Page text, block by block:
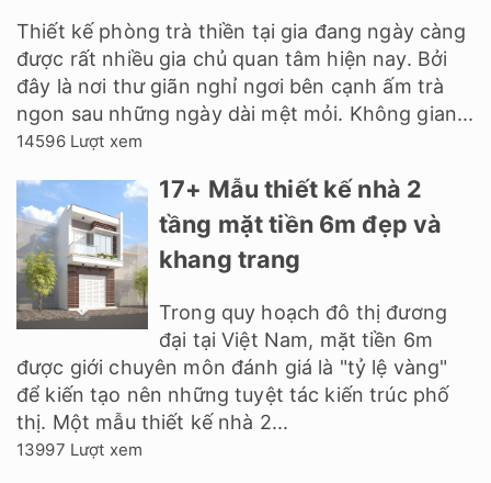
Thiết kế phòng trà thiền tại gia đang ngày càng
được rất nhiều gia chủ quan tâm hiện nay. Bởi
đây là nơi thư giãn nghỉ ngơi bên cạnh ấm trà
ngon sau những ngày dài mệt mỏi. Không gian...
14596 Lượt xem
17+ Mẫu thiết kế nhà 2
tầng mặt tiền 6m đẹp và
khang trang
Trong quy hoạch đô thị đương
đại tại Việt Nam, mặt tiền 6m
được giới chuyên môn đánh giá là "tỷ lệ vàng"
để kiến tạo nên những tuyệt tác kiến trúc phố
thị. Một mẫu thiết kế nhà 2...
13997 Lượt xem